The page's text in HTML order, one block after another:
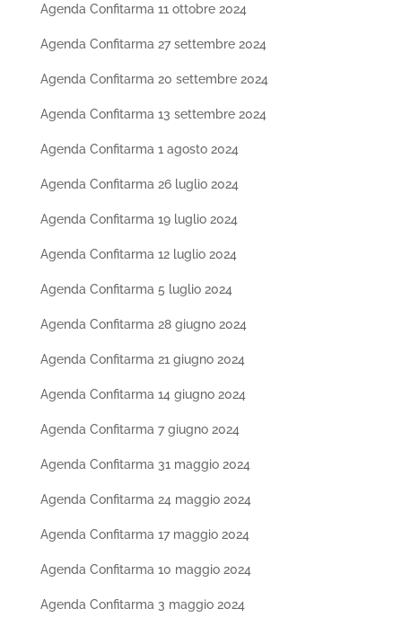
Agenda Confitarma 11 ottobre 2024
Agenda Confitarma 27 settembre 2024
Agenda Confitarma 20 settembre 2024
Agenda Confitarma 13 settembre 2024
Agenda Confitarma 1 agosto 2024
Agenda Confitarma 26 luglio 2024
Agenda Confitarma 19 luglio 2024
Agenda Confitarma 12 luglio 2024
Agenda Confitarma 5 luglio 2024
Agenda Confitarma 28 giugno 2024
Agenda Confitarma 21 giugno 2024
Agenda Confitarma 14 giugno 2024
Agenda Confitarma 7 giugno 2024
Agenda Confitarma 31 maggio 2024
Agenda Confitarma 24 maggio 2024
Agenda Confitarma 17 maggio 2024
Agenda Confitarma 10 maggio 2024
Agenda Confitarma 3 maggio 2024